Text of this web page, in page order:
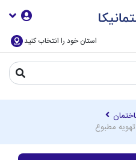
استان خود را انتخاب کنید
تهویه مطبوع